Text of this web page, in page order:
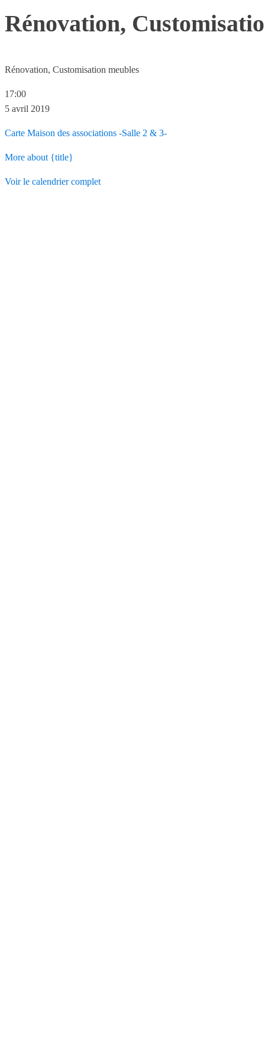
Rénovation,
Rénovation, Customisation meubles
17:00
5 avril 2019
Carte Maison des associations -Salle 2 & 3-
More about {title}
Voir le calendrier complet